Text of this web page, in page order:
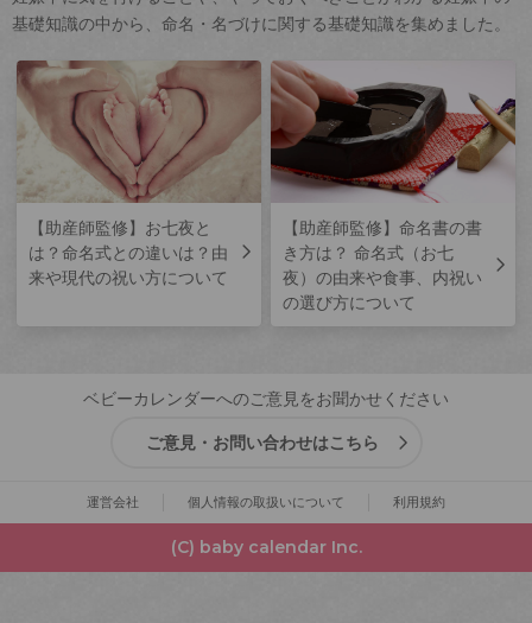
基礎知識の中から、命名・名づけに関する基礎知識を集めました。
【助産師監修】お七夜と
は？命名式との違いは？由
来や現代の祝い方について
【助産師監修】命名書の書
き方は？ 命名式（お七
夜）の由来や食事、内祝い
の選び方について
ベビーカレンダーへのご意見をお聞かせください
ご意見・お問い合わせはこちら
運営会社 個人情報の取扱いについて 利用規約
(C) baby calendar Inc.